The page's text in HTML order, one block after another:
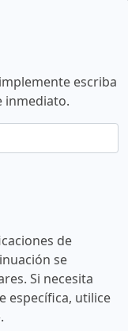
escriba
inmediato.
de
se
Si necesita
específica, utilice